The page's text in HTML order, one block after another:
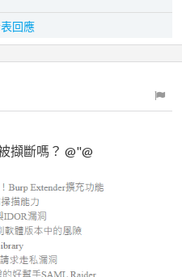
回應
擷斷嗎？ @"@